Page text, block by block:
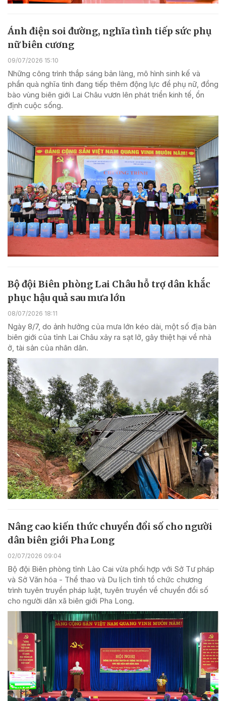
Ánh điện soi đường, nghĩa tình tiếp sức phụ
nữ biên cương
09/07/2026 15:10
Những công trình thắp sáng bản làng, mô hình sinh kế và
phần quà nghĩa tình đang tiếp thêm động lực để phụ nữ, đồng
bào vùng biên giới Lai Châu vươn lên phát triển kinh tế, ổn
định cuộc sống.
Bộ đội Biên phòng Lai Châu hỗ trợ dân khắc
phục hậu quả sau mưa lớn
08/07/2026 18:11
Ngày 8/7, do ảnh hưởng của mưa lớn kéo dài, một số địa bàn
biên giới của tỉnh Lai Châu xảy ra sạt lở, gây thiệt hại về nhà
ở, tài sản của nhân dân.
Nâng cao kiến thức chuyển đổi số cho người
dân biên giới Pha Long
02/07/2026 09:04
Bộ đội Biên phòng tỉnh Lào Cai vừa phối hợp với Sở Tư pháp
và Sở Văn hóa - Thể thao và Du lịch tỉnh tổ chức chương
trình tuyên truyền pháp luật, tuyên truyền về chuyển đổi số
cho người dân xã biên giới Pha Long.